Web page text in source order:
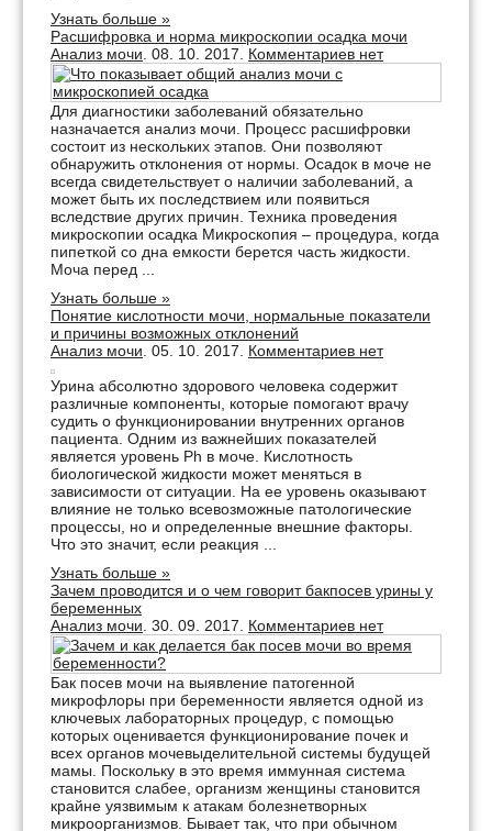
Узнать больше »
Расшифровка и норма микроскопии осадка мочи
Анализ мочи . 08. 10. 2017. Комментариев нет
Для диагностики заболеваний обязательно
назначается анализ мочи. Процесс расшифровки
состоит из нескольких этапов. Они позволяют
обнаружить отклонения от нормы. Осадок в моче не
всегда свидетельствует о наличии заболеваний, а
может быть их последствием или появиться
вследствие других причин. Техника проведения
микроскопии осадка Микроскопия – процедура, когда
пипеткой со дна емкости берется часть жидкости.
Моча перед ...
Узнать больше »
Понятие кислотности мочи, нормальные показатели
и причины возможных отклонений
Анализ мочи . 05. 10. 2017. Комментариев нет
Урина абсолютно здорового человека содержит
различные компоненты, которые помогают врачу
судить о функционировании внутренних органов
пациента. Одним из важнейших показателей
является уровень Ph в моче. Кислотность
биологической жидкости может меняться в
зависимости от ситуации. На ее уровень оказывают
влияние не только всевозможные патологические
процессы, но и определенные внешние факторы.
Что это значит, если реакция ...
Узнать больше »
Зачем проводится и о чем говорит бакпосев урины у
беременных
Анализ мочи . 30. 09. 2017. Комментариев нет
Бак посев мочи на выявление патогенной
микрофлоры при беременности является одной из
ключевых лабораторных процедур, с помощью
которых оценивается функционирование почек и
всех органов мочевыделительной системы будущей
мамы. Поскольку в это время иммунная система
становится слабее, организм женщины становится
крайне уязвимым к атакам болезнетворных
микроорганизмов. Бывает так, что при обычном